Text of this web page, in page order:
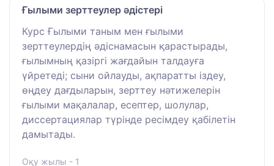
Ғылыми зерттеулер әдістері
Курс Ғылыми таным мен ғылыми
зерттеулердің әдіснамасын қарастырады,
ғылымның қазіргі жағдайын талдауға
үйретеді; сыни ойлауды, ақпаратты іздеу,
өңдеу дағдыларын, зерттеу нәтижелерін
ғылыми мақалалар, есептер, шолулар,
диссертациялар түрінде ресімдеу қабілетін
дамытады.
Оқу жылы - 1